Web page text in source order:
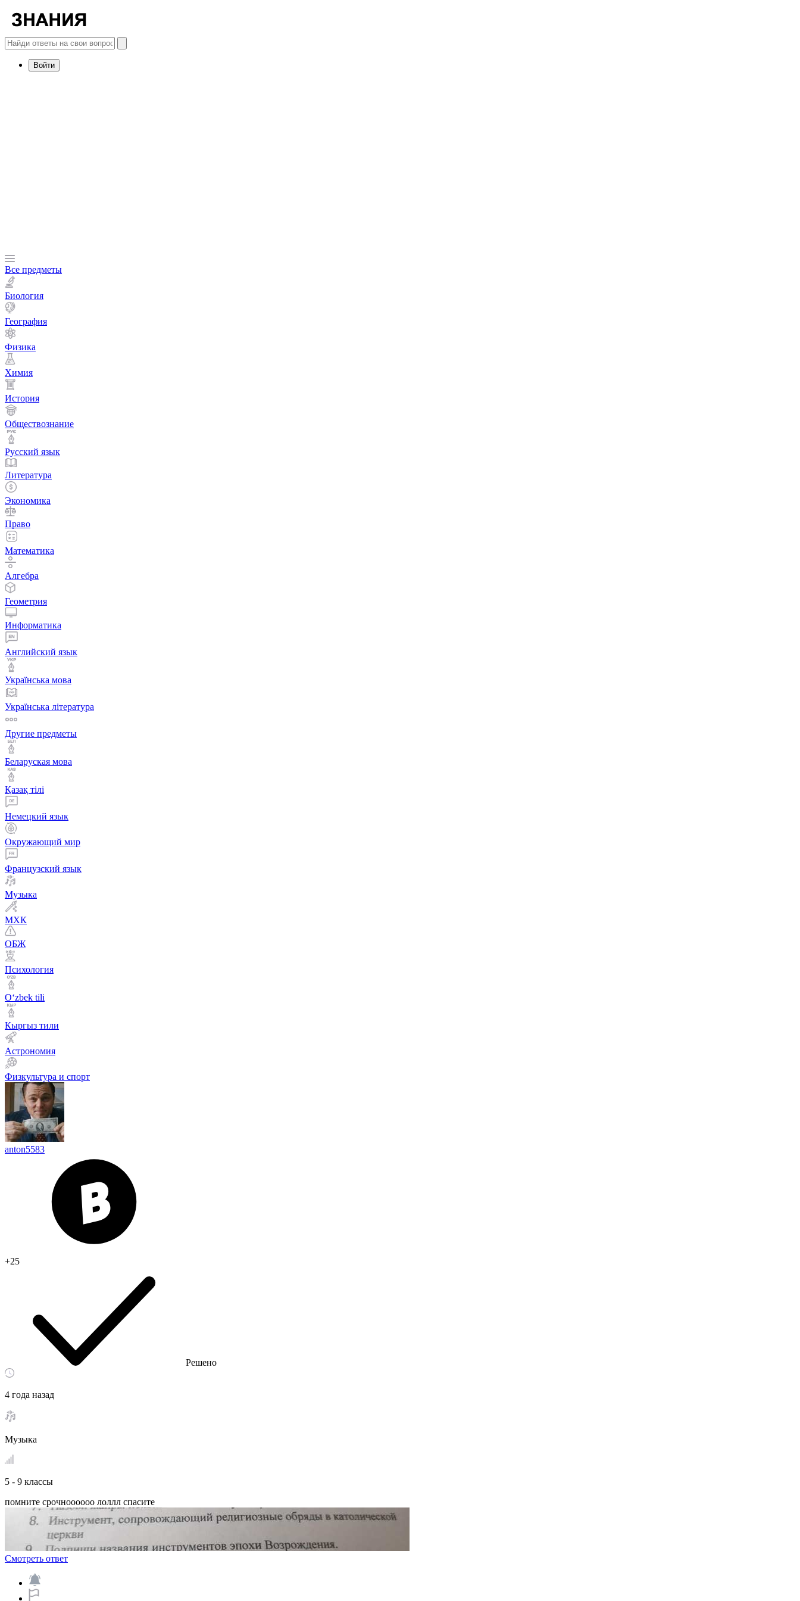
Войти
Все предметы
Биология
География
Физика
Химия
История
Обществознание
Русский язык
Литература
Экономика
Право
Математика
Алгебра
Геометрия
Информатика
Английский язык
Українська мова
Українська література
Другие предметы
Беларуская мова
Қазақ тiлi
Немецкий язык
Окружающий мир
Французский язык
Музыка
МХК
ОБЖ
Психология
Оʻzbek tili
Кыргыз тили
Астрономия
Физкультура и спорт
anton5583
+25
Решено
4 года назад
Музыка
5 - 9 классы
помните срочноооооо лоллл спасите ​
Смотреть ответ